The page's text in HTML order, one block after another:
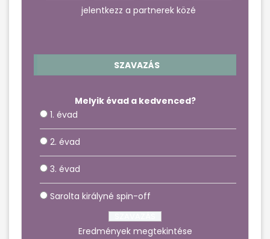
jelentkezz a partnerek közé
SZAVAZÁS
Melyik évad a kedvenced?
1. évad
2. évad
3. évad
Sarolta királyné spin-off
Eredmények megtekintése